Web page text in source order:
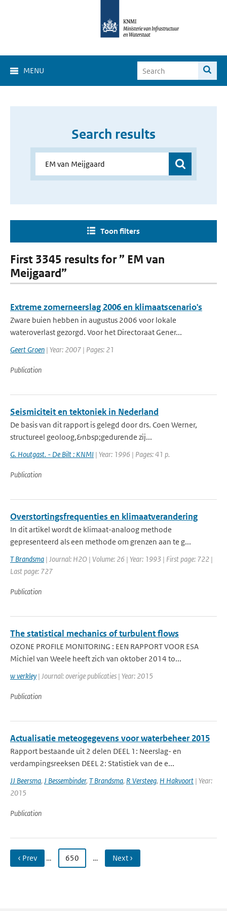
MENU
Search results
Toon filters
First 3345 results for ” EM van
Meijgaard”
Extreme zomerneerslag 2006 en klimaatscenario's
Zware buien hebben in augustus 2006 voor lokale
wateroverlast gezorgd. Voor het Directoraat Gener...
Geert Groen | Year: 2007 | Pages: 21
Publication
Seismiciteit en tektoniek in Nederland
De basis van dit rapport is gelegd door drs. Coen Werner,
structureel geoloog,&nbsp;gedurende zij...
G. Houtgast. - De Bilt : KNMI | Year: 1996 | Pages: 41 p.
Publication
Overstortingsfrequenties en klimaatverandering
In dit artikel wordt de klimaat-analoog methode
gepresenteerd als een methode om grenzen aan te g...
T Brandsma | Journal: H2O | Volume: 26 | Year: 1993 | First page: 722 |
Last page: 727
Publication
The statistical mechanics of turbulent flows
OZONE PROFILE MONITORING : EEN RAPPORT VOOR ESA
Michiel van Weele heeft zich van oktober 2014 to...
w verkley | Journal: overige publicaties | Year: 2015
Publication
Actualisatie meteogegevens voor waterbeheer 2015
Rapport bestaande uit 2 delen DEEL 1: Neerslag- en
verdampingsreeksen DEEL 2: Statistiek van de e...
JJ Beersma, J Bessembinder, T Brandsma, R Versteeg, H Hakvoort | Year:
2015
Publication
‹ Prev … 650 … Next ›